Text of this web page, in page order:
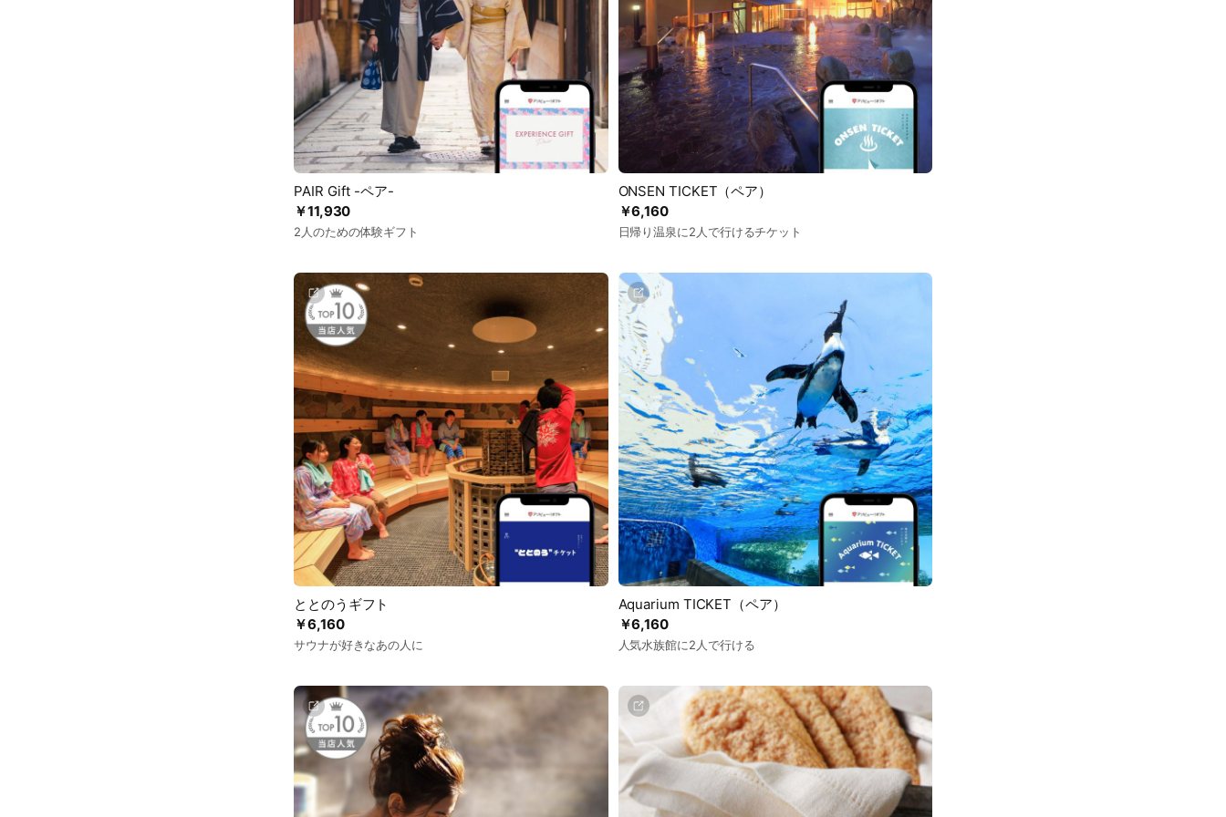
￥11,930
PAIR Gift -ペア-
2人のための体験ギフト
￥6,160
ONSEN TICKET（ペア）
日帰り温泉に2人で行けるチケット
￥6,160
ととのうギフト
サウナが好きなあの人に
￥6,160
Aquarium TICKET（ペア）
人気水族館に2人で行ける